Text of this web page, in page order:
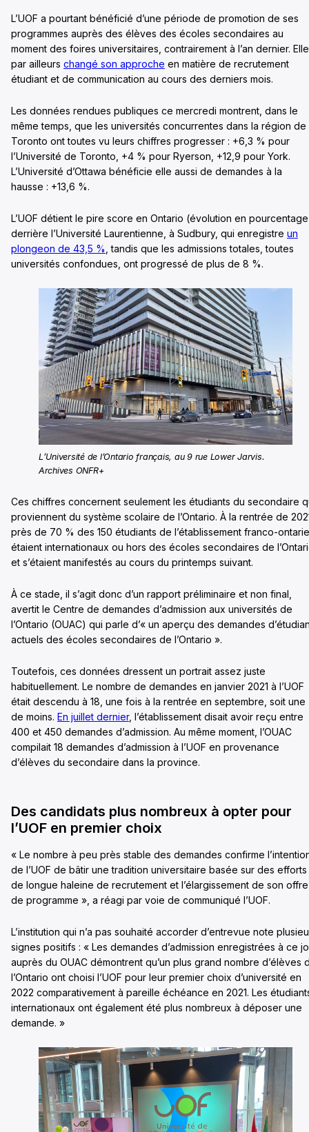
L’UOF a pourtant bénéficié d’une période de promotion de ses
programmes auprès des élèves des écoles secondaires au
moment des foires universitaires, contrairement à l’an dernier.
par ailleurs changé son approche en matière de recrutement
étudiant et de communication au cours des derniers mois.
Les données rendues publiques ce mercredi montrent, dans le
même temps, que les universités concurrentes dans la région de
Toronto ont toutes vu leurs chiffres progresser : +6,3 % pour
l’Université de Toronto, +4 % pour Ryerson, +12,9 pour York.
L’Université d’Ottawa bénéficie elle aussi de demandes à la
hausse : +13,6 %.
L’UOF détient le pire score en Ontario (évolution en
derrière l’Université Laurentienne, à Sudbury, qui enregistre un
plongeon de 43,5 % , tandis que les admissions totales, toutes
universités confondues, ont progressé de plus de 8 %.
L’Université de l’Ontario français, au 9 rue Lower Jarvis.
Archives ONFR+
Ces chiffres concernent seulement les étudiants du secondaire
proviennent du système scolaire de l’Ontario. À la rentrée de
près de 70 % des 150 étudiants de l’établissement franco-
étaient internationaux ou hors des écoles secondaires de
et s’étaient manifestés au cours du printemps suivant.
À ce stade, il s’agit donc d’un rapport préliminaire et non final,
avertit le Centre de demandes d’admission aux universités de
l’Ontario (OUAC) qui parle d’« un aperçu des demandes
actuels des écoles secondaires de l’Ontario ».
Toutefois, ces données dressent un portrait assez juste
habituellement. Le nombre de demandes en janvier 2021 à l’UOF
était descendu à 18, une fois à la rentrée en septembre, soit une
de moins. En juillet dernier, l’établissement disait avoir reçu entre
400 et 450 demandes d’admission. Au même moment, l’OUAC
compilait 18 demandes d’admission à l’UOF en provenance
d’élèves du secondaire dans la province.
Des candidats plus nombreux à opter pour
l’UOF en premier choix
« Le nombre à peu près stable des demandes confirme
de l’UOF de bâtir une tradition universitaire basée sur des efforts
de longue haleine de recrutement et l’élargissement de son offre
de programme », a réagi par voie de communiqué l’UOF.
L’institution qui n’a pas souhaité accorder d’entrevue note
signes positifs : « Les demandes d’admission enregistrées à ce
auprès du OUAC démontrent qu’un plus grand nombre d’élèves
l’Ontario ont choisi l’UOF pour leur premier choix d’université en
2022 comparativement à pareille échéance en 2021. Les
internationaux ont également été plus nombreux à déposer une
demande. »